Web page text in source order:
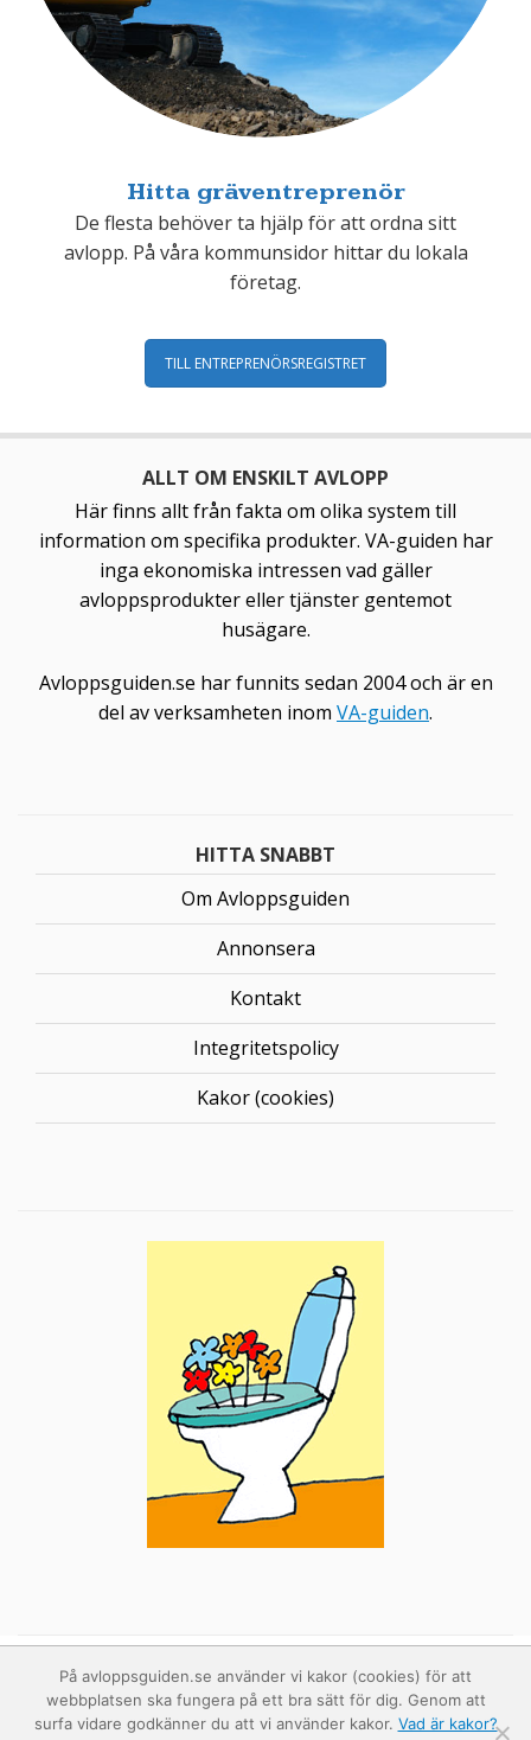
Hitta gräventreprenör
De flesta behöver ta hjälp för att ordna sitt
avlopp. På våra kommunsidor hittar du lokala
företag.
TILL ENTREPRENÖRSREGISTRET
ALLT OM ENSKILT AVLOPP
Här finns allt från fakta om olika system till
information om specifika produkter. VA-guiden har
inga ekonomiska intressen vad gäller
avloppsprodukter eller tjänster gentemot
husägare.
Avloppsguiden.se har funnits sedan 2004 och är en
del av verksamheten inom VA-guiden.
HITTA SNABBT
Om Avloppsguiden
Annonsera
Kontakt
Integritetspolicy
Kakor (cookies)
På avloppsguiden.se använder vi kakor (cookies) för att
webbplatsen ska fungera på ett bra sätt för dig. Genom att
surfa vidare godkänner du att vi använder kakor. Vad är kakor?